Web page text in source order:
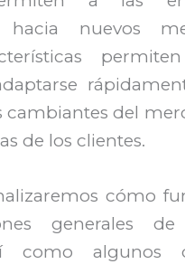
hacia nuevos
cambiantes del
de los clientes.
cómo
generales de
como algunos